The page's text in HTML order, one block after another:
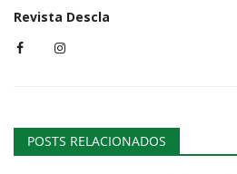
Revista Descla
POSTS RELACIONADOS